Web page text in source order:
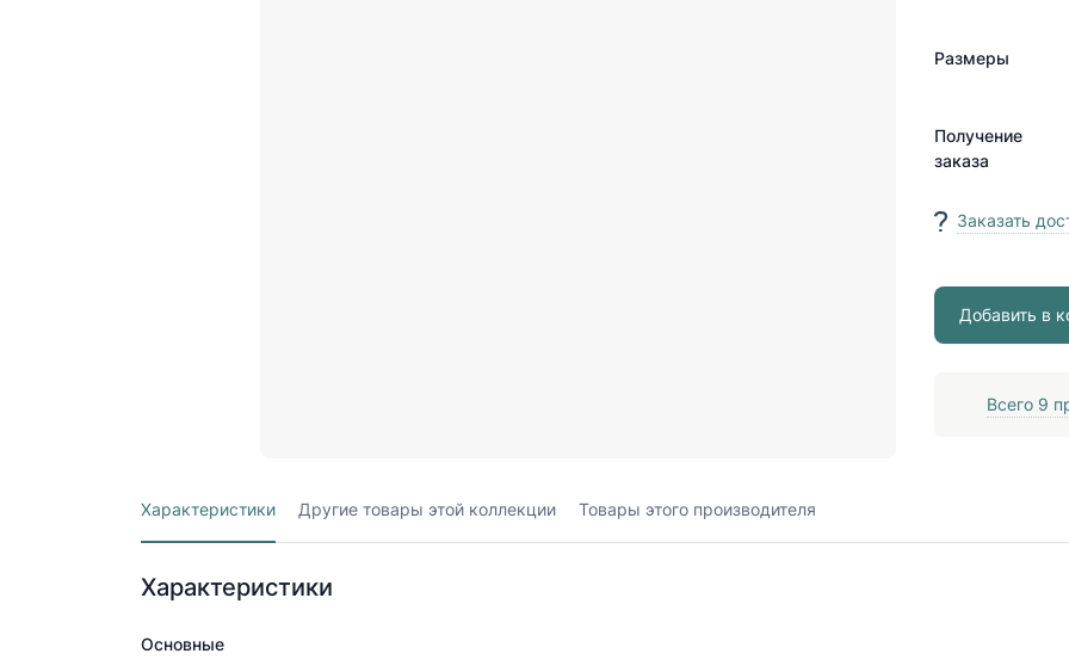
Размеры
Получение
заказа
Заказать
Добавить в
Всего 9
Характеристики Другие товары этой коллекции Товары этого производителя
Характеристики
Основные